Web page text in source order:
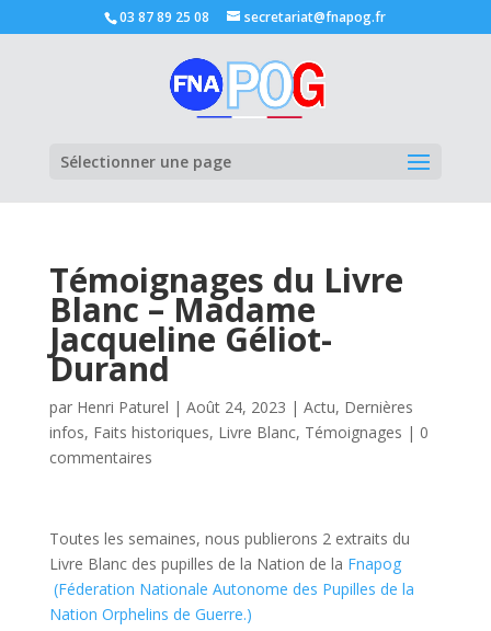
03 87 89 25 08 secretariat@fnapog.fr
Sélectionner une page
Témoignages du Livre
Blanc – Madame
Jacqueline Géliot-
Durand
par Henri Paturel | Août 24, 2023 | Actu, Dernières
infos, Faits historiques, Livre Blanc, Témoignages | 0
commentaires
Toutes les semaines, nous publierons 2 extraits du
Livre Blanc des pupilles de la Nation de la Fnapog
(Féderation Nationale Autonome des Pupilles de la
Nation Orphelins de Guerre.)